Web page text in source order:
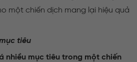
một chiến dịch mang lại hiệu quả
tiêu
nhiều mục tiêu trong một chiến